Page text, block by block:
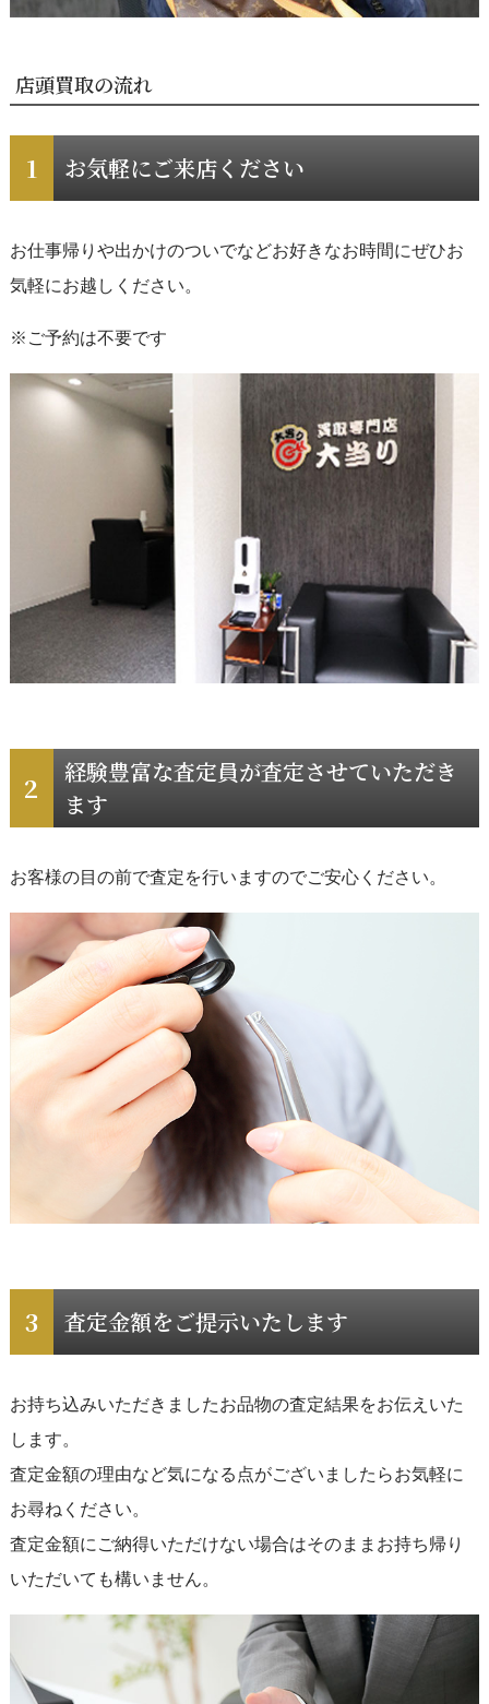
店頭買取の流れ
お気軽にご来店ください
お仕事帰りや出かけのついでなどお好きなお時間にぜひお
気軽にお越しください。
※ご予約は不要です
経験豊富な査定員が査定させていただき
ます
お客様の目の前で査定を行いますのでご安心ください。
査定金額をご提示いたします
お持ち込みいただきましたお品物の査定結果をお伝えいた
します。
査定金額の理由など気になる点がございましたらお気軽に
お尋ねください。
査定金額にご納得いただけない場合はそのままお持ち帰り
いただいても構いません。